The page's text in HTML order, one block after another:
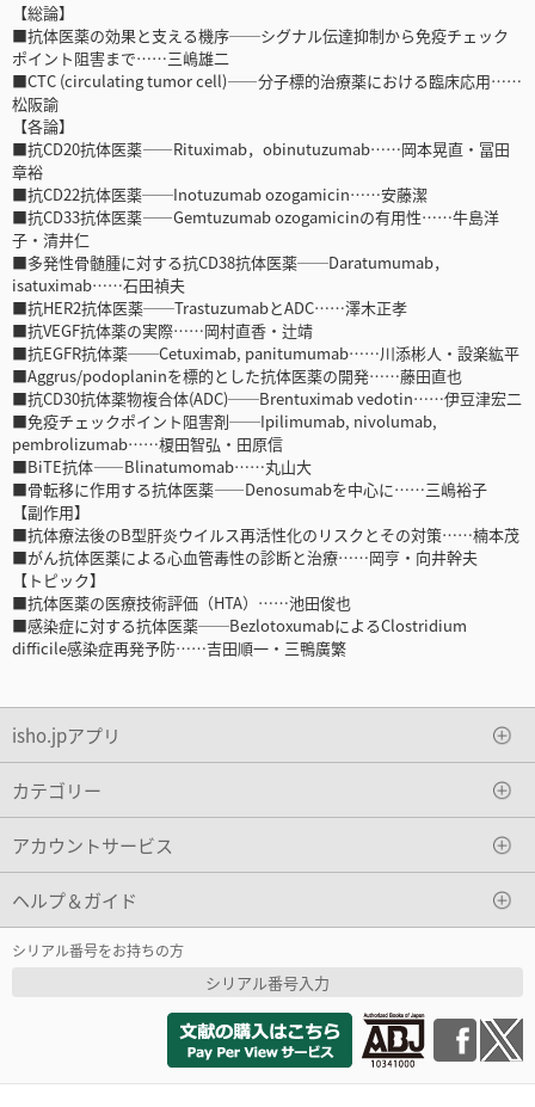
【総論】
■抗体医薬の効果と支える機序──シグナル伝達抑制から免疫チェック
ポイント阻害まで……三嶋雄二
■CTC (circulating tumor cell)――分子標的治療薬における臨床応用……
松阪諭
【各論】
■抗CD20抗体医薬――Rituximab，obinutuzumab……岡本晃直・冨田
章裕
■抗CD22抗体医薬──Inotuzumab ozogamicin……安藤潔
■抗CD33抗体医薬――Gemtuzumab ozogamicinの有用性……牛島洋
子・清井仁
■多発性骨髄腫に対する抗CD38抗体医薬──Daratumumab，
isatuximab……石田禎夫
■抗HER2抗体医薬──TrastuzumabとADC……澤木正孝
■抗VEGF抗体薬の実際……岡村直香・辻靖
■抗EGFR抗体薬──Cetuximab, panitumumab……川添彬人・設楽紘平
■Aggrus/podoplaninを標的とした抗体医薬の開発……藤田直也
■抗CD30抗体薬物複合体(ADC)──Brentuximab vedotin……伊豆津宏二
■免疫チェックポイント阻害剤──Ipilimumab, nivolumab,
pembrolizumab……榎田智弘・田原信
■BiTE抗体――Blinatumomab……丸山大
■骨転移に作用する抗体医薬――Denosumabを中心に……三嶋裕子
【副作用】
■抗体療法後のB型肝炎ウイルス再活性化のリスクとその対策……楠本茂
■がん抗体医薬による心血管毒性の診断と治療……岡亨・向井幹夫
【トピック】
■抗体医薬の医療技術評価（HTA）……池田俊也
■感染症に対する抗体医薬──BezlotoxumabによるClostridium
difficile感染症再発予防……吉田順一・三鴨廣繁
isho.jpアプリ
カテゴリー
アカウントサービス
ヘルプ＆ガイド
シリアル番号をお持ちの方
シリアル番号入力